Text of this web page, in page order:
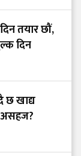
तयार छौं,
दिन
छ खाद्य
असहज?